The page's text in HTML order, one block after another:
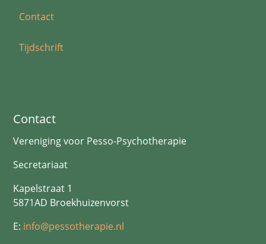
Contact
Tijdschrift
Contact
Vereniging voor Pesso-Psychotherapie
Secretariaat
Kapelstraat 1
5871AD Broekhuizenvorst
E: info@pessotherapie.nl